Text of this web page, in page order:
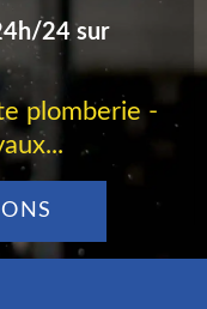
24 sur
plomberie -